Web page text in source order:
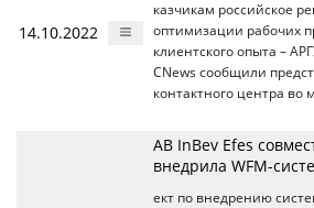
14.10.2022
казчикам российское
оптимизации рабочих
клиентского опыта –
CNews сообщили
контактного центра во
AB InBev Efes
внедрила WFM-
ект по внедрению